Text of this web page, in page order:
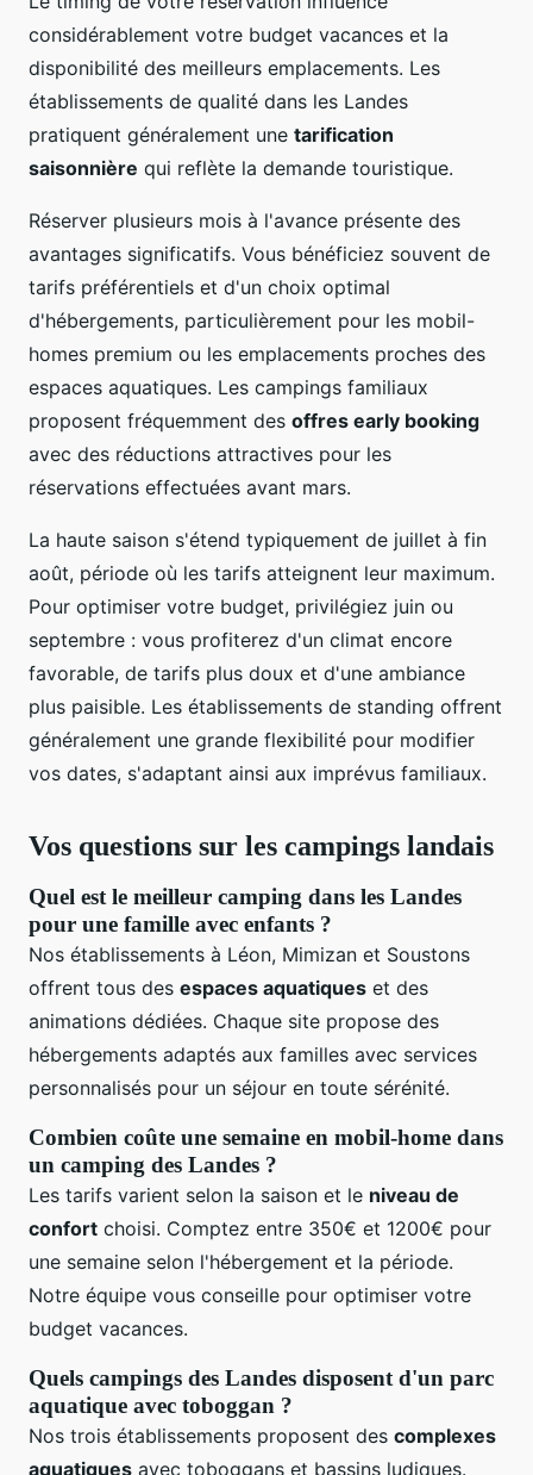
considérablement votre budget vacances et la
disponibilité des meilleurs emplacements. Les
établissements de qualité dans les Landes
pratiquent généralement une tarification
saisonnière qui reflète la demande touristique.
Réserver plusieurs mois à l'avance présente des
avantages significatifs. Vous bénéficiez souvent de
tarifs préférentiels et d'un choix optimal
d'hébergements, particulièrement pour les mobil-
homes premium ou les emplacements proches des
espaces aquatiques. Les campings familiaux
proposent fréquemment des offres early booking
avec des réductions attractives pour les
réservations effectuées avant mars.
La haute saison s'étend typiquement de juillet à fin
août, période où les tarifs atteignent leur maximum.
Pour optimiser votre budget, privilégiez juin ou
septembre : vous profiterez d'un climat encore
favorable, de tarifs plus doux et d'une ambiance
plus paisible. Les établissements de standing offrent
généralement une grande flexibilité pour modifier
vos dates, s'adaptant ainsi aux imprévus familiaux.
Vos questions sur les campings landais
Quel est le meilleur camping dans les Landes
pour une famille avec enfants ?
Nos établissements à Léon, Mimizan et Soustons
offrent tous des espaces aquatiques et des
animations dédiées. Chaque site propose des
hébergements adaptés aux familles avec services
personnalisés pour un séjour en toute sérénité.
Combien coûte une semaine en mobil-home dans
un camping des Landes ?
Les tarifs varient selon la saison et le niveau de
confort choisi. Comptez entre 350€ et 1200€ pour
une semaine selon l'hébergement et la période.
Notre équipe vous conseille pour optimiser votre
budget vacances.
Quels campings des Landes disposent d'un parc
aquatique avec toboggan ?
Nos trois établissements proposent des complexes
aquatiques avec toboggans et bassins ludiques.